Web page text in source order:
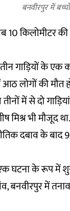
बनवीरपुर में
10 किलोमीटर
गाड़ियों के एक
लोगों की मौत
में से दो
मिश्र भी मौजूद था.
दबाव के बाद
घटना के रूप में
बनवीरपुर में